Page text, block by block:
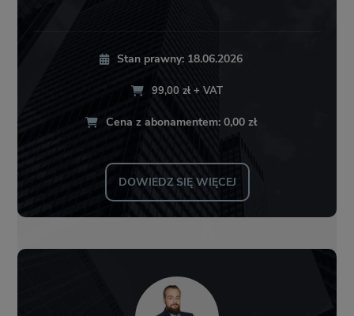
Stan prawny: 18.06.2026
99,00 zł + VAT
Cena z abonamentem: 0,00 zł
DOWIEDZ SIĘ WIĘCEJ